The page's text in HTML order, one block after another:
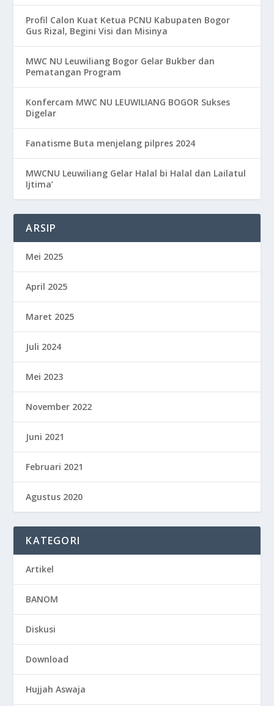
Profil Calon Kuat Ketua PCNU Kabupaten Bogor
Gus Rizal, Begini Visi dan Misinya
MWC NU Leuwiliang Bogor Gelar Bukber dan
Pematangan Program
Konfercam MWC NU LEUWILIANG BOGOR Sukses
Digelar
Fanatisme Buta menjelang pilpres 2024
MWCNU Leuwiliang Gelar Halal bi Halal dan Lailatul
Ijtima’
ARSIP
Mei 2025
April 2025
Maret 2025
Juli 2024
Mei 2023
November 2022
Juni 2021
Februari 2021
Agustus 2020
KATEGORI
Artikel
BANOM
Diskusi
Download
Hujjah Aswaja